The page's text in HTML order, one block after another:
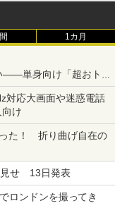
1カ月
――単身向け「超おトク
対応大画面や迷惑電話
け
た！ 折り曲げ自在の
見せ 13日発表
ロンドンを撮ってき